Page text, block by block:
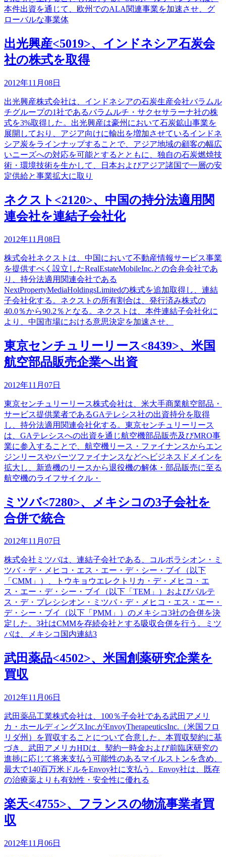
本件出資を通じて、欧州でのALA関連事業を加速させ、グ
ローバルな事業体
出光興産<5019>、インドネシア石炭会
社の株式を取得
2012年11月08日
出光興産株式会社は、インドネシアの石炭生産会社バラムル
チグループの1社であるバラムルチ・サクセサラーナ社の株
式を3%取得した。出光興産は豪州において石炭鉱山事業を
展開しており、アジア向けに輸出を増加させているインドネ
シア炭をラインナップすることで、アジア地域の顧客の幅広
いニーズへの対応を可能とするとともに、独自の石炭燃焼技
術・環境技術を生かして、日本およびアジア諸国で一層の安
定供給と事業拡大に取り
ネクスト<2120>、中国の持分法適用関
連会社を連結子会社化
2012年11月08日
株式会社ネクストは、中国において不動産情報サービス事業
を提供すべく設立したRealEstateMobileInc.との合弁会社であ
り、持分法適用関連会社である
NextPropertyMediaHoldingsLimitedの株式を追加取得し、連結
子会社化する。ネクストの所有割合は、発行済み株式の
40.0％から90.2％となる。ネクストは、本件連結子会社化に
より、中国市場における意思決定を加速させ、
東京センチュリーリース<8439>、米国
航空部品販売企業へ出資
2012年11月07日
東京センチュリーリース株式会社は、米大手商業航空部品・
サービス提供業者であるGAテレシス社の出資持分を取得
し、持分法適用関連会社化する。東京センチュリーリース
は、GAテレシスへの出資を通じ航空機部品販売及びMRO事
業に参入することで、航空機リース・ファイナンスからエン
ジンリースやパーツファイナンスなどへビジネスドメインを
拡大し、新造機のリースから退役機の解体・部品販売に至る
航空機のライフサイクル・
ミツバ<7280>、メキシコの3子会社を
合併で統合
2012年11月07日
株式会社ミツバは、連結子会社である、コルポラシオン・ミ
ツバ・デ・メヒコ・エス・エー・デ・シー・ブイ（以下
「CMM」）、トウキョウエレクトリカ・デ・メヒコ・エ
ス・エー・デ・シー・ブイ（以下「TEM」）およびパルテ
ス・デ・プレシシオン・ミツバ・デ・メヒコ・エス・エー・
デ・シー・ブイ（以下「PMM」）のメキシコ3社の合併を決
定した。3社はCMMを存続会社とする吸収合併を行う。ミツ
バは、メキシコ国内連結3
武田薬品<4502>、米国創薬研究企業を
買収
2012年11月06日
武田薬品工業株式会社は、100％子会社である武田アメリ
カ・ホールディングスInc.がEnvoyTherapeuticsInc.（米国フロ
リダ州）を買収することについて合意した。本買収契約に基
づき、武田アメリカHDは、契約一時金および前臨床研究の
進捗に応じて将来支払う可能性のあるマイルストンを含め、
最大で140百万米ドルをEnvoy社に支払う。Envoy社は、既存
の治療薬よりも有効性・安全性に優れる
楽天<4755>、フランスの物流事業者買
収
2012年11月06日